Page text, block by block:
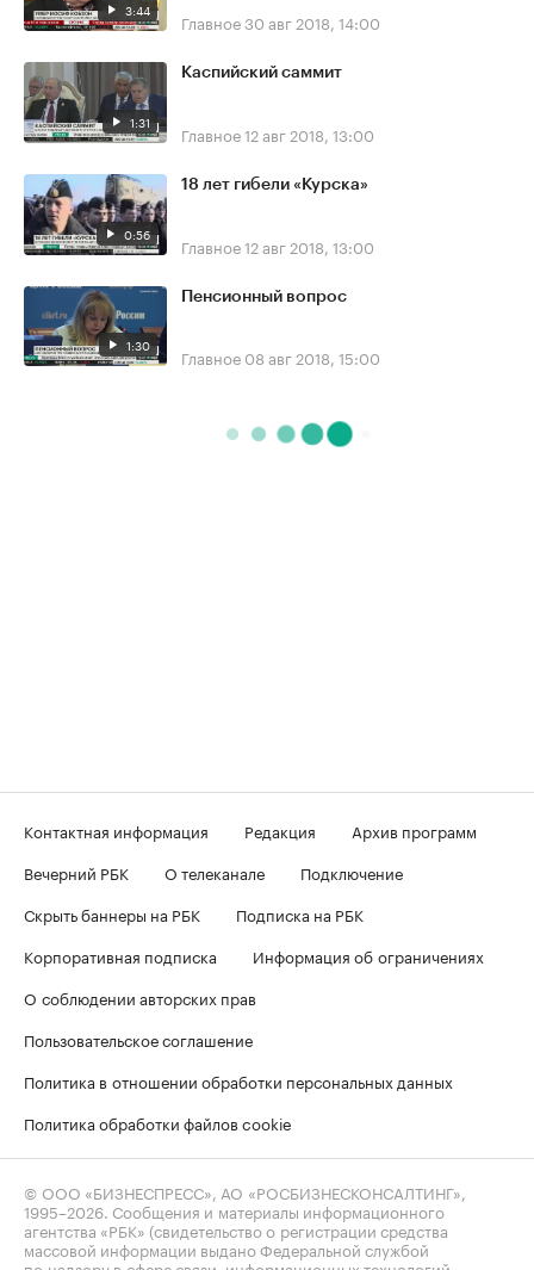
3:44 Главное30 авг 2018, 14:00
1:31
Каспийский саммит
Главное12 авг 2018, 13:00
0:56
18 лет гибели «Курска»
Главное12 авг 2018, 13:00
1:30
Пенсионный вопрос
Главное 08 авг 2018, 15:00
Контактная информация Редакция
Архив программ
Вечерний РБК
О телеканале
Подключение
Скрыть баннеры на РБК
Подписка на РБК
Корпоративная подписка
Информация об ограничениях
О соблюдении авторских прав
Пользовательское соглашение
Политика в отношении обработки персональных данных
Политика обработки файлов cookie
© ООО «БИЗНЕСПРЕСС», АО «РОСБИЗНЕСКОНСАЛТИНГ»,
1995–2026. Сообщения и материалы информационного
агентства «РБК» (свидетельство о регистрации средства
массовой информации выдано Федеральной службой